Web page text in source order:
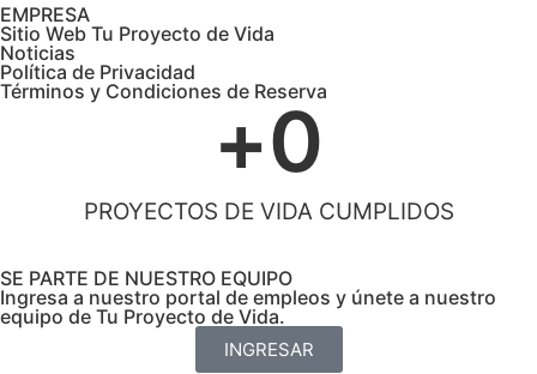
EMPRESA
Sitio Web Tu Proyecto de Vida
Noticias
Política de Privacidad
Términos y Condiciones de Reserva
PROYECTOS DE VIDA CUMPLIDOS
+0
SE PARTE DE NUESTRO EQUIPO
Ingresa a nuestro portal de empleos y únete a nuestro
equipo de Tu Proyecto de Vida.
INGRESAR